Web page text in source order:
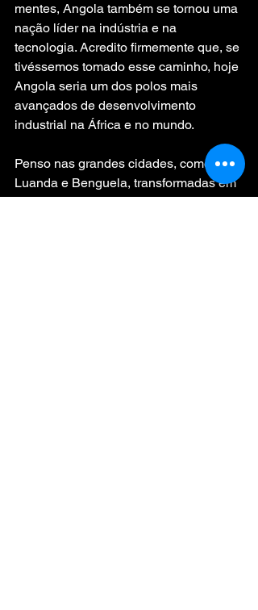
mentes, Angola também se tornou uma
nação líder na indústria e na
tecnologia. Acredito firmemente que, se
tivéssemos tomado esse caminho, hoje
Angola seria um dos polos mais
avançados de desenvolvimento
industrial na África e no mundo.
Penso nas grandes cidades, como
Luanda e Benguela, transformadas em
centros pulsantes de inovação. As